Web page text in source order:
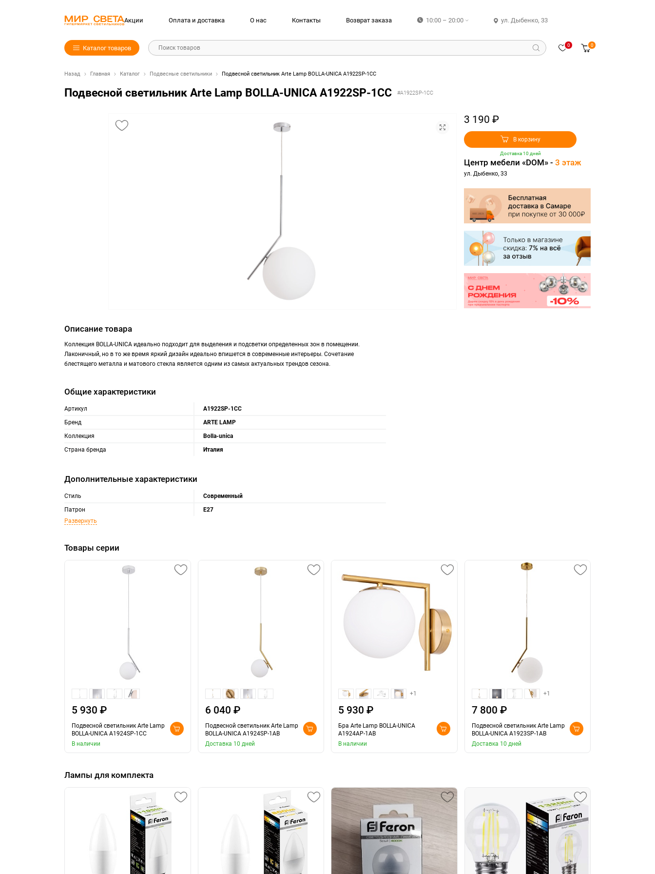
Акции Оплата и доставка О нас Контакты Возврат заказа 10:00 – 20:00 ул. Дыбенко, 33
Каталог товаров Поиск товаров 0 0
Назад Главная Каталог Подвесные светильники Подвесной светильник Arte Lamp BOLLA-UNICA A1922SP-1CC
Подвесной светильник Arte Lamp BOLLA-UNICA A1922SP-1CC #A1922SP-1CC
3 190 ₽
В корзину
Доставка 10 дней
Центр мебели «DOM» - 3 этаж
ул. Дыбенко, 33
Описание товара
Коллекция BOLLA-UNICA идеально подходит для выделения и подсветки определенных зон в помещении.
Лаконичный, но в то же время яркий дизайн идеально впишется в современные интерьеры. Сочетание
блестящего металла и матового стекла является одним из самых актуальных трендов сезона.
Общие характеристики
Артикул
A1922SP-1CC
Бренд
ARTE LAMP
Коллекция
Bolla-unica
Страна бренда
Италия
Дополнительные характеристики
Стиль
Современный
Патрон
E27
Развернуть
Товары серии
5 930 ₽
Подвесной светильник Arte Lamp
BOLLA-UNICA A1924SP-1CC
В наличии
6 040 ₽
Подвесной светильник Arte Lamp
BOLLA-UNICA A1924SP-1AB
Доставка 10 дней
+1
5 930 ₽
Бра Arte Lamp BOLLA-UNICA
A1924AP-1AB
В наличии
+1
7 800 ₽
Подвесной светильник Arte Lamp
BOLLA-UNICA A1923SP-1AB
Доставка 10 дней
Лампы для комплекта